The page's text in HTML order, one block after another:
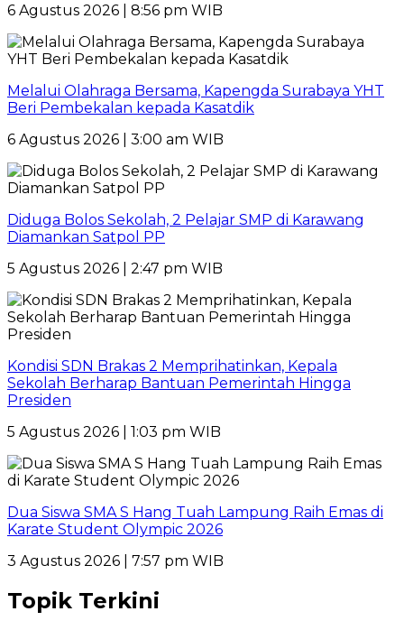
6 Agustus 2026 | 8:56 pm WIB
Melalui Olahraga Bersama, Kapengda Surabaya YHT
Beri Pembekalan kepada Kasatdik
6 Agustus 2026 | 3:00 am WIB
Diduga Bolos Sekolah, 2 Pelajar SMP di Karawang
Diamankan Satpol PP
5 Agustus 2026 | 2:47 pm WIB
Kondisi SDN Brakas 2 Memprihatinkan, Kepala
Sekolah Berharap Bantuan Pemerintah Hingga
Presiden
5 Agustus 2026 | 1:03 pm WIB
Dua Siswa SMA S Hang Tuah Lampung Raih Emas di
Karate Student Olympic 2026
3 Agustus 2026 | 7:57 pm WIB
Topik Terkini